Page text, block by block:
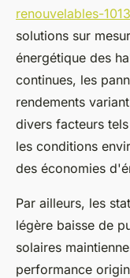
renouvelables-
solutions sur
énergétique des
continues, les
rendements
divers facteurs
les conditions
des économies
Par ailleurs, les
légère baisse de
solaires
performance